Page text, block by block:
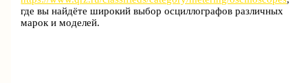
где вы найдёте широкий выбор осциллографов различных
марок и моделей.